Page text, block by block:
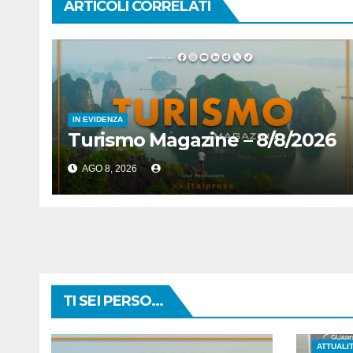
ARTICOLI CORRELATI
IN EVIDENZA
Turismo Magazine – 8/8/2026
AGO 8, 2026
TI SEI PERSO...